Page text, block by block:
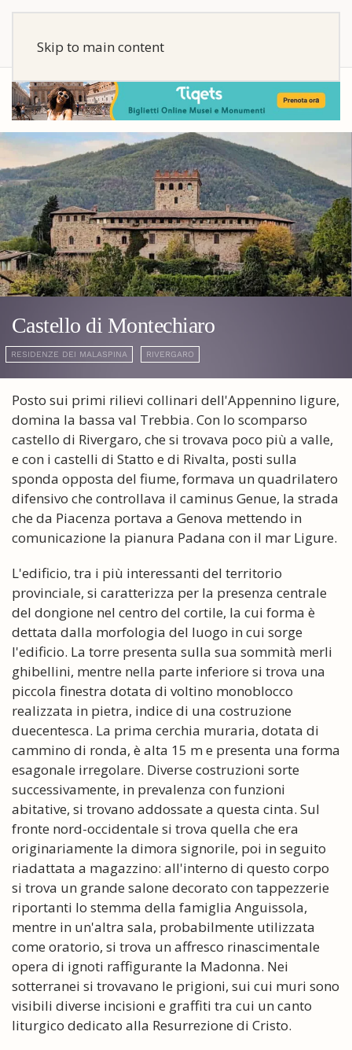
Skip to main content
Castello di Montechiaro
RESIDENZE DEI MALASPINA RIVERGARO
Posto sui primi rilievi collinari dell'Appennino ligure,
domina la bassa val Trebbia. Con lo scomparso
castello di Rivergaro, che si trovava poco più a valle,
e con i castelli di Statto e di Rivalta, posti sulla
sponda opposta del fiume, formava un quadrilatero
difensivo che controllava il caminus Genue, la strada
che da Piacenza portava a Genova mettendo in
comunicazione la pianura Padana con il mar Ligure.
L'edificio, tra i più interessanti del territorio
provinciale, si caratterizza per la presenza centrale
del dongione nel centro del cortile, la cui forma è
dettata dalla morfologia del luogo in cui sorge
l'edificio. La torre presenta sulla sua sommità merli
ghibellini, mentre nella parte inferiore si trova una
piccola finestra dotata di voltino monoblocco
realizzata in pietra, indice di una costruzione
duecentesca. La prima cerchia muraria, dotata di
cammino di ronda, è alta 15 m e presenta una forma
esagonale irregolare. Diverse costruzioni sorte
successivamente, in prevalenza con funzioni
abitative, si trovano addossate a questa cinta. Sul
fronte nord-occidentale si trova quella che era
originariamente la dimora signorile, poi in seguito
riadattata a magazzino: all'interno di questo corpo
si trova un grande salone decorato con tappezzerie
riportanti lo stemma della famiglia Anguissola,
mentre in un'altra sala, probabilmente utilizzata
come oratorio, si trova un affresco rinascimentale
opera di ignoti raffigurante la Madonna. Nei
sotterranei si trovavano le prigioni, sui cui muri sono
visibili diverse incisioni e graffiti tra cui un canto
liturgico dedicato alla Resurrezione di Cristo.